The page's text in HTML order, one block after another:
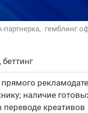
партнерка, гемблинг
беттинг
наличие
креативов